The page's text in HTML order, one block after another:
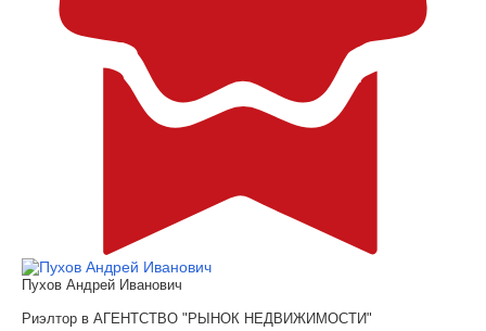
Пухов Андрей Иванович
Риэлтор в АГЕНТСТВО "РЫНОК НЕДВИЖИМОСТИ"